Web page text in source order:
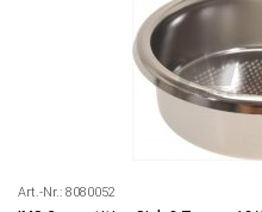
Art.-Nr.: 8080052